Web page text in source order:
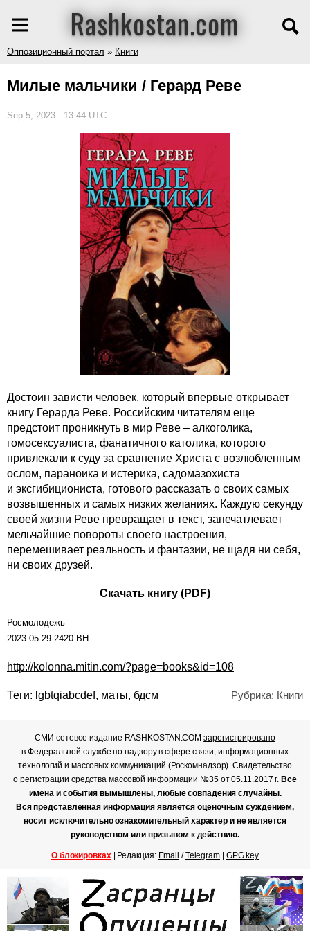
Rashkostan.com
Оппозиционный портал » Книги
Милые мальчики / Герард Реве
Sep 5, 2023 - 13:44 UTC
Достоин зависти человек, который впервые открывает
книгу Герарда Реве. Российским читателям еще
предстоит проникнуть в мир Реве – алкоголика,
гомосексуалиста, фанатичного католика, которого
привлекали к суду за сравнение Христа с возлюбленным
ослом, параноика и истерика, садомазохиста
и эксгибициониста, готового рассказать о своих самых
возвышенных и самых низких желаниях. Каждую секунду
своей жизни Реве превращает в текст, запечатлевает
мельчайшие повороты своего настроения,
перемешивает реальность и фантазии, не щадя ни себя,
ни своих друзей.
Скачать книгу (PDF)
Росмолодежь
2023-05-29-2420-ВН
http://kolonna.mitin.com/?page=books&id=108
Теги: lgbtqiabcdef, маты, бдсм Рубрика: Книги
СМИ сетевое издание RASHKOSTAN.COMзарегистрировано
в Федеральной службе по надзору в сфере связи, информационных
технологий и массовых коммуникаций (Роскомнадзор). Свидетельство
о регистрации средства массовой информации №35от 05.11.2017 г.Все
имена и события вымышлены, любые совпадения случайны.
Вся представленная информация является оценочным суждением,
носит исключительно ознакомительный характер и не является
руководством или призывом к действию.
О блокировках| Редакция: Email /Telegram| GPG key